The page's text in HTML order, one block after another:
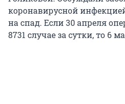
коронавирусной
на спад. Если 30 апреля
8731 случае за сутки, то 6